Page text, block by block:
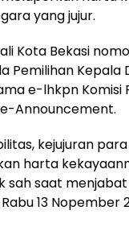
yang jujur.
Kota Bekasi
Kepala
e-lhkpn
Announcement.
kejujuran
harta
saat menjabat
13 Nopember